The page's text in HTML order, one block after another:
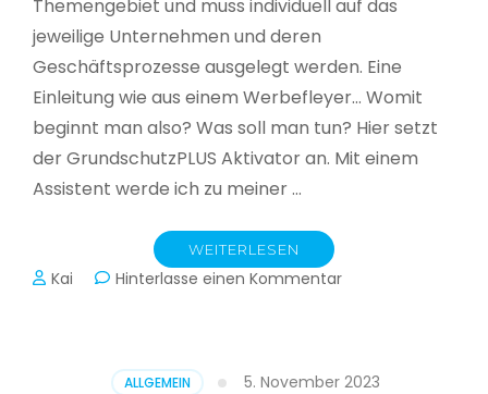
Themengebiet und muss individuell auf das
jeweilige Unternehmen und deren
Geschäftsprozesse ausgelegt werden. Eine
Einleitung wie aus einem Werbefleyer… Womit
beginnt man also? Was soll man tun? Hier setzt
der GrundschutzPLUS Aktivator an. Mit einem
Assistent werde ich zu meiner …
WEITERLESEN
Kai Hinterlasse einen Kommentarzu
ALLGEMEIN 5. November 2023